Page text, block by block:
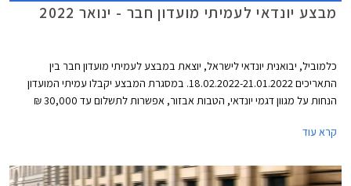
מבצע יונדאי לעמיתי מועדון חבר - ינואר 2022
כלמוביל, יבואנית יונדאי לישראל, יוצאת במבצע לעמיתי מועדון חבר בין
התאריכים 18.02.2022-21.01.2022. במסגרת המבצע יקבלו עמיתי המועדון
הנחות על מגוון דגמי יונדאי, הטבות אבזור, אפשרות לתשלום עד 30,000 ₪
ריבית אטרקטיביים. בנוסף תוצע הלוואה בתנאים מועדפים במסגרת תכנית
ייערך בכל אולמות התצוגה של יונדאי ברחבי הארץ.
קרא עוד